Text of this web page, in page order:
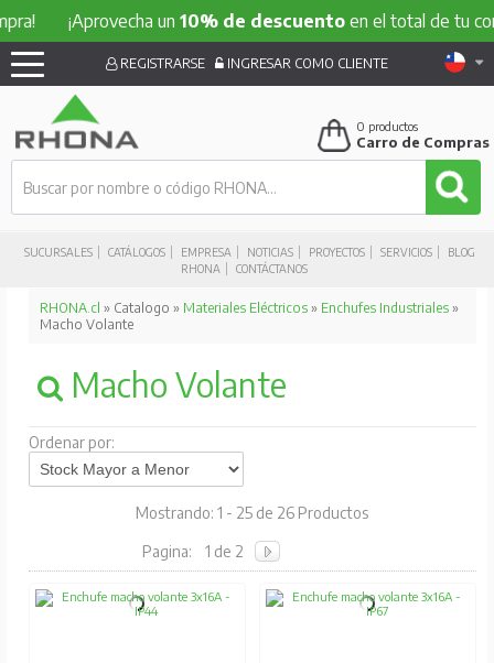
¡Aprovecha un10% de descuentoen el total de tu compra!
SUCURSALES CATÁLOGOS EMPRESA NOTICIAS PROYECTOS SERVICIOS
BLOG
RHONA
CONTÁCTANOS
REGISTRARSE INGRESAR COMO CLIENTE
0 productos
Carro de Compras
RHONA.cl » Catalogo » Materiales Eléctricos» Enchufes Industriales»
Macho Volante
Macho Volante
Ordenar por:
Mostrando: 1 - 25 de 26 Productos
Pagina: 1 de 2